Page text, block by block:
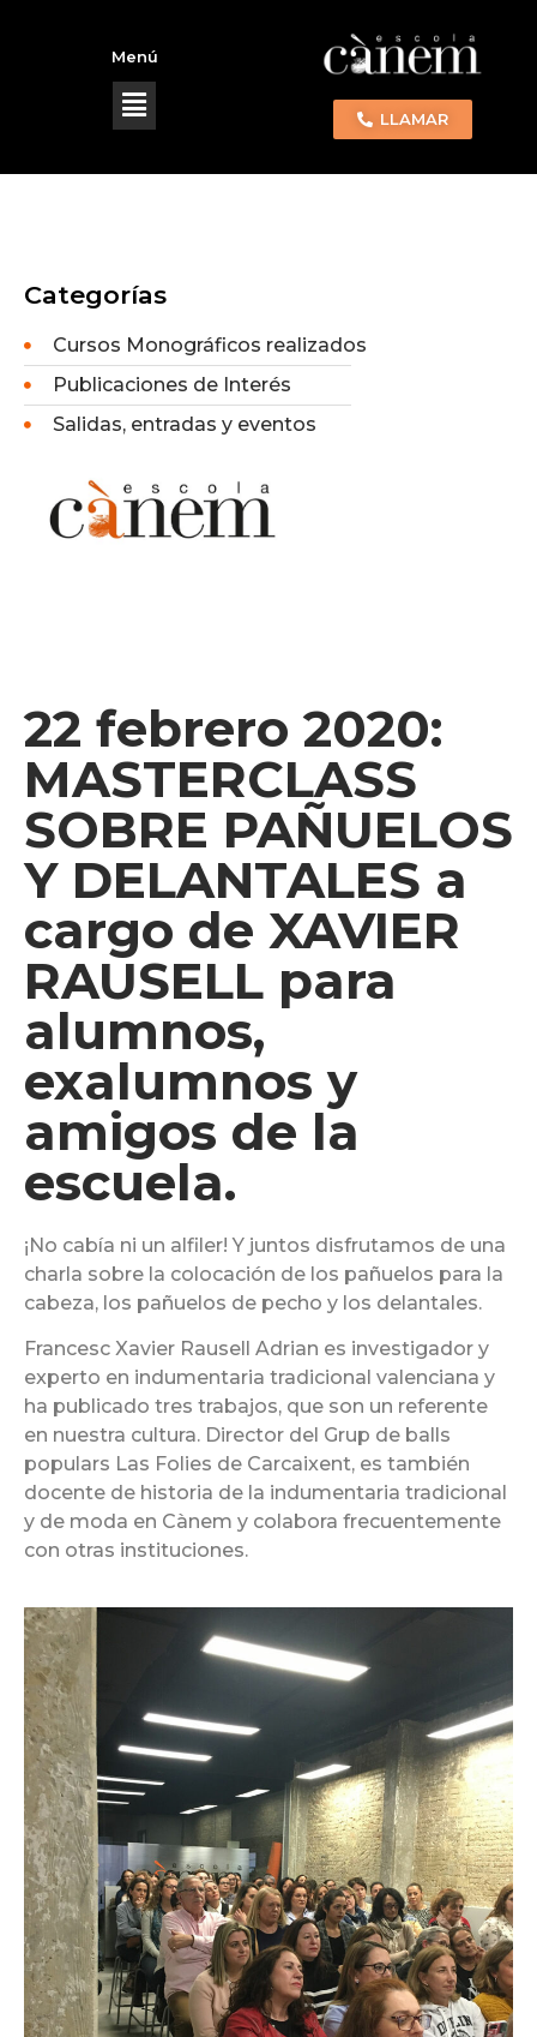
Menú
LLAMAR
22 febrero 2020:
MASTERCLASS
SOBRE PAÑUELOS
Y DELANTALES a
cargo de XAVIER
RAUSELL para
alumnos,
exalumnos y
amigos de la
escuela.
¡No cabía ni un alfiler! Y juntos disfrutamos de una
charla sobre la colocación de los pañuelos para la
cabeza, los pañuelos de pecho y los delantales.
Francesc Xavier Rausell Adrian es investigador y
experto en indumentaria tradicional valenciana y
ha publicado tres trabajos, que son un referente
en nuestra cultura. Director del Grup de balls
populars Las Folies de Carcaixent, es también
docente de historia de la indumentaria tradicional
y de moda en Cànem y colabora frecuentemente
con otras instituciones.
Categorías
Cursos Monográficos realizados
Publicaciones de Interés
Salidas, entradas y eventos